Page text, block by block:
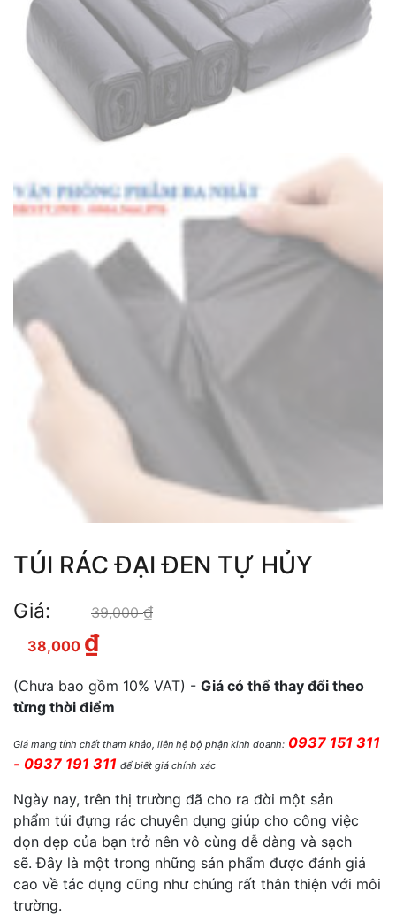
TÚI RÁC ĐẠI ĐEN TỰ HỦY
Giá: 39,000₫
38,000 ₫
(Chưa bao gồm 10% VAT) - Giá có thể thay đổi theo
từng thời điểm
Giá mang tính chất tham khảo, liên hệ bộ phận kinh doanh: 0937 151 311
- 0937 191 311 để biết giá chính xác
Ngày nay, trên thị trường đã cho ra đời một sản
phẩm túi đựng rác chuyên dụng giúp cho công việc
dọn dẹp của bạn trở nên vô cùng dễ dàng và sạch
sẽ.Đây là một trong những sản phẩm được đánh giá
cao về tác dụng cũng như chúng rất thân thiện với môi
trường.